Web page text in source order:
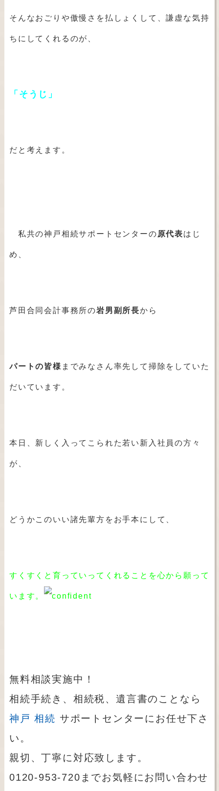
そんなおごりや傲慢さを払しょくして、謙虚な気持
ちにしてくれるのが、
「そうじ」
だと考えます。
私共の神戸相続サポートセンターの 原代表はじ
め、
芦田合同会計事務所の岩男副所長から
パートの皆様 までみなさん率先して掃除をしていた
だいています。
本日、新しく入ってこられた若い新入社員の方々
が、
どうかこのいい諸先輩方をお手本にして、
すくすくと育っていってくれることを心から願って
います。
無料相談実施中！
相続手続き、相続税、遺言書のことなら
神戸 相続 サポートセンターにお任せ下さ
い。
親切、丁寧に対応致します。
0120-953-720までお気軽にお問い合わせ